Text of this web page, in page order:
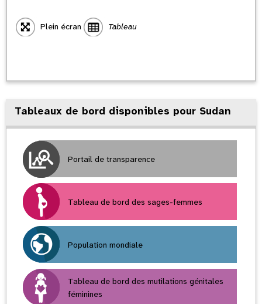
Plein écran Tableau
Tableaux de bord disponibles pour Sudan
Portail de transparence
Tableau de bord des sages-femmes
Population mondiale
Tableau de bord des mutilations génitales
féminines